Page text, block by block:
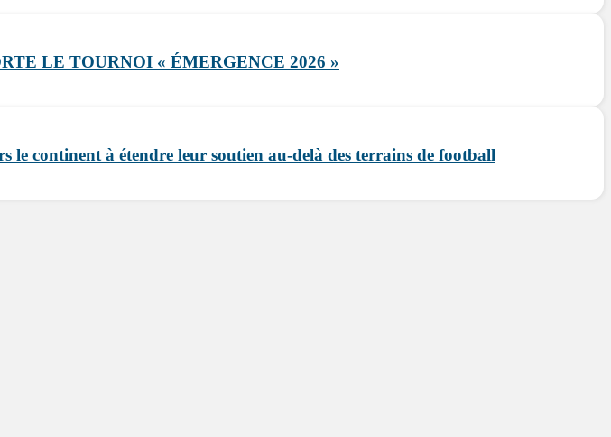
LE TOURNOI « ÉMERGENCE 2026 »
le continent à étendre leur soutien au-delà des terrains de football